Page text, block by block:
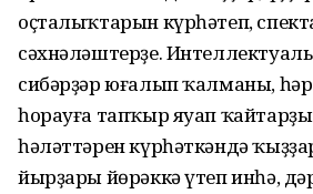
оҫталыҡтарын күрһәтеп,
сәхнәләштерҙе.
сибәрҙәр юғалып ҡалманы,
һорауға тапҡыр яуап
һәләттәрен күрһәткәндә
йырҙары йөрәккә үтеп инһә,